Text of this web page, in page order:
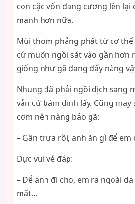
con cặc vốn đang cương lên lại
mạnh hơn nữa.
Mùi thơm phảng phất từ cơ thể
cứ muốn ngồi sát vào gần hơn
giống như gã đang đẩy nàng
Nhung đã phải ngồi dịch sang
vẫn cứ bám dính lấy. Cũng may
cơm nên nàng bảo gã:
– Gần trưa rồi, anh ăn gì để em
Dực vui vẻ đáp:
– Để anh đi cho, em ra ngoài
mất…